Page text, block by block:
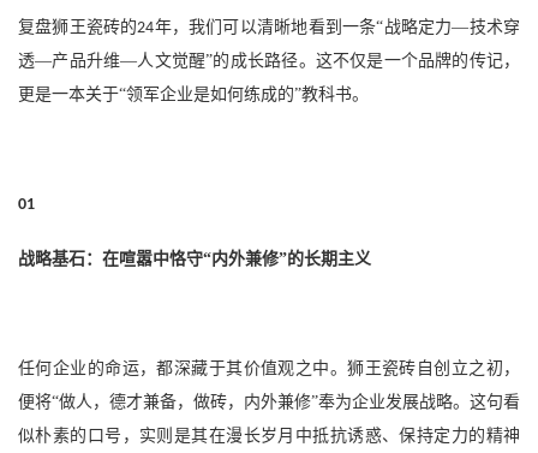
复盘狮王瓷砖的24年，我们可以清晰地看到一条“战略定力—技术穿
透—产品升维—人文觉醒”的成长路径。这不仅是一个品牌的传记，
更是一本关于“领军企业是如何练成的”教科书。
01
战略基石：在喧嚣中恪守“内外兼修”的长期主义
任何企业的命运，都深藏于其价值观之中。狮王瓷砖自创立之初，
便将“做人，德才兼备，做砖，内外兼修”奉为企业发展战略。这句看
似朴素的口号，实则是其在漫长岁月中抵抗诱惑、保持定力的精神